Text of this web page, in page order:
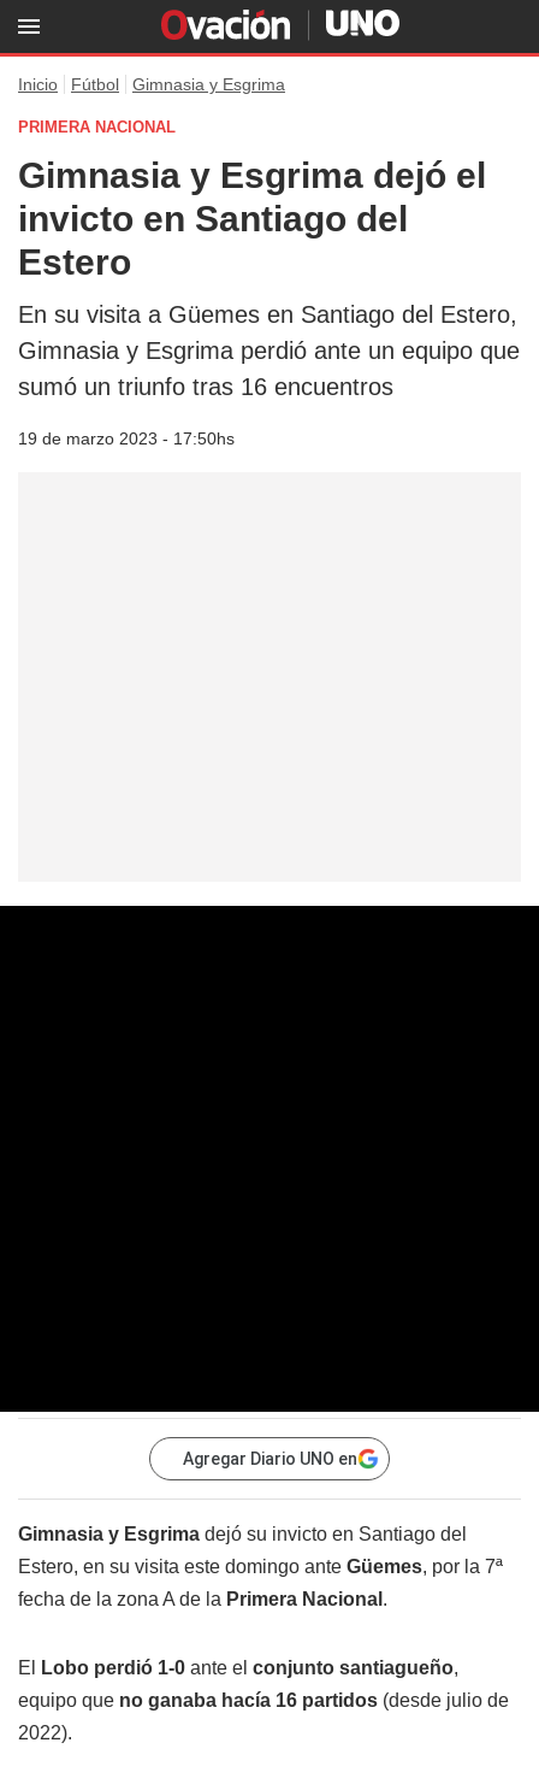
Inicio Fútbol Gimnasia y Esgrima
PRIMERA NACIONAL
Gimnasia y Esgrima dejó el
invicto en Santiago del
Estero
En su visita a Güemes en Santiago del Estero,
Gimnasia y Esgrima perdió ante un equipo que
sumó un triunfo tras 16 encuentros
19 de marzo 2023 - 17:50hs
Agregar Diario UNO en
Gimnasia y Esgrima dejó su invicto en Santiago del
Estero, en su visita este domingo ante Güemes, por la 7ª
fecha de la zona A de la Primera Nacional .
El Lobo perdió 1-0 ante el conjunto santiagueño,
equipo que no ganaba hacía 16 partidos (desde julio de
2022).